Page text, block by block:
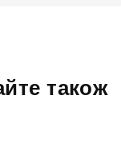
також